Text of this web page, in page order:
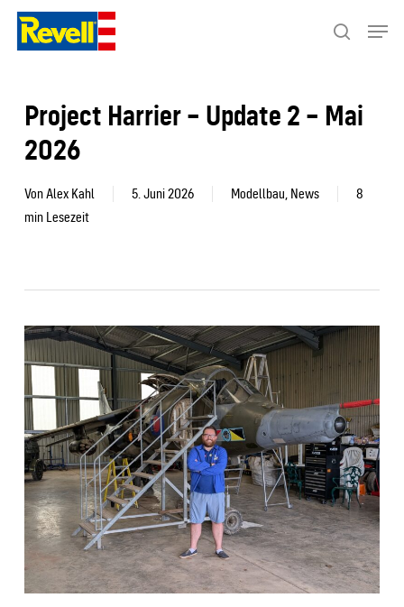
Skip
main
search
Menu
Project Harrier – Update 2 – Mai
2026
VonAlex Kahl 5. Juni 2026 Modellbau, News
8
min Lesezeit